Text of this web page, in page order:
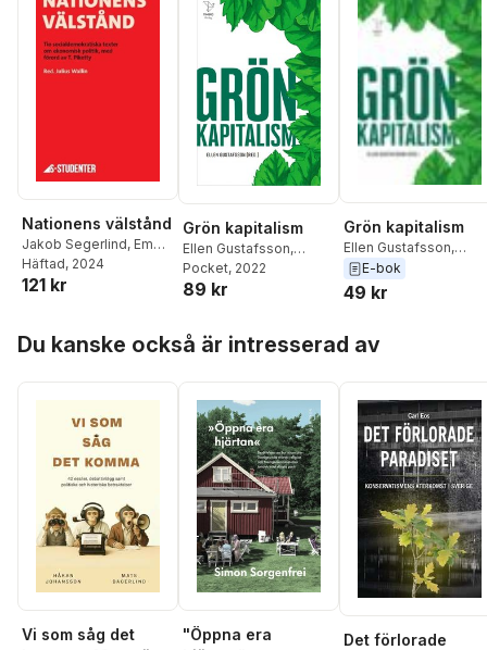
Nationens välstånd
Jakob Segerlind, Emma
Fastesson Lindgren
Martin Hofverberg
Martin Nordin,Elisabeth
Odeberg,Payam
Sommestad,Thomas
Häftad, 2024
121 kr
Grön kapitalism
Ellen Gustafsson,
Mattias Svensson
Runar Brännlund
Grafström,Joakim
PM Nilsson,Maria
Sunér
Pocket, 2022
89 kr
Grön kapitalism
Ellen Gustafsson,
Mattias Svensson
Runar Brännlund
Grafström
PM Nilsson,Maria
Sunér
E-bok
49 kr
Du kanske också är intresserad av
Vi som såg det
"Öppna era
Det förlorade